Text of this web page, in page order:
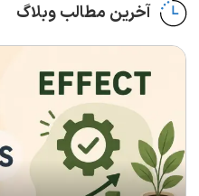
آخرین مطالب وبلاگ